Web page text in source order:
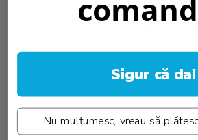
- pictograma grafica om stanga85202 / VD2
250mm x 125mm;
Datorita modelelor variate (autonomii,
care este disponibil acest corp, poate fi
- lampa pentru iluminarea cailor de
pictograme de tip exit;
- lampa pentru iluminatul ambiental
mai folosesc pictogramele si atunci vor fi
Sigur că da!
Nu mulțumesc, vreau să